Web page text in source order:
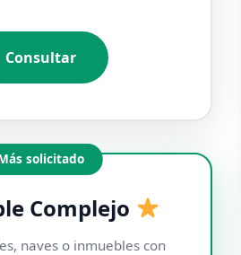
Consultar
Complejo
naves o inmuebles con